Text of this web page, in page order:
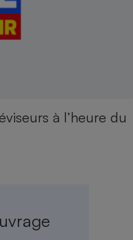
à l’heure du